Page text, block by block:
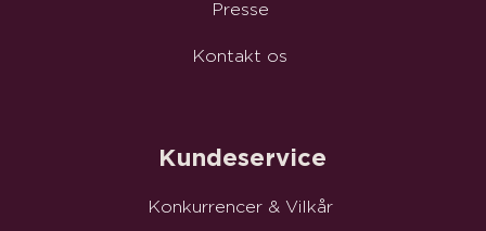
Presse
Kontakt os
Kundeservice
Konkurrencer & Vilkår